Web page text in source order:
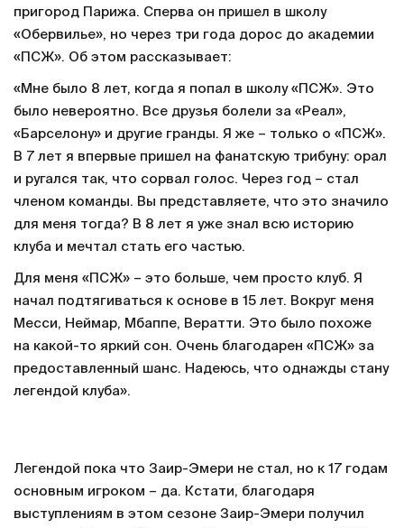
пригород Парижа. Сперва он пришел в школу
«Обервилье», но через три года дорос до академии
«ПСЖ». Об этом рассказывает:
«Мне было 8 лет, когда я попал в школу «ПСЖ». Это
было невероятно. Все друзья болели за «Реал»,
«Барселону» и другие гранды. Я же – только о «ПСЖ».
В 7 лет я впервые пришел на фанатскую трибуну: орал
и ругался так, что сорвал голос. Через год – стал
членом команды. Вы представляете, что это значило
для меня тогда? В 8 лет я уже знал всю историю
клуба и мечтал стать его частью.
Для меня «ПСЖ» – это больше, чем просто клуб. Я
начал подтягиваться к основе в 15 лет. Вокруг меня
Месси, Неймар, Мбаппе, Вератти. Это было похоже
на какой-то яркий сон. Очень благодарен «ПСЖ» за
предоставленный шанс. Надеюсь, что однажды стану
легендой клуба».
Легендой пока что Заир-Эмери не стал, но к 17 годам
основным игроком – да. Кстати, благодаря
выступлениям в этом сезоне Заир-Эмери получил